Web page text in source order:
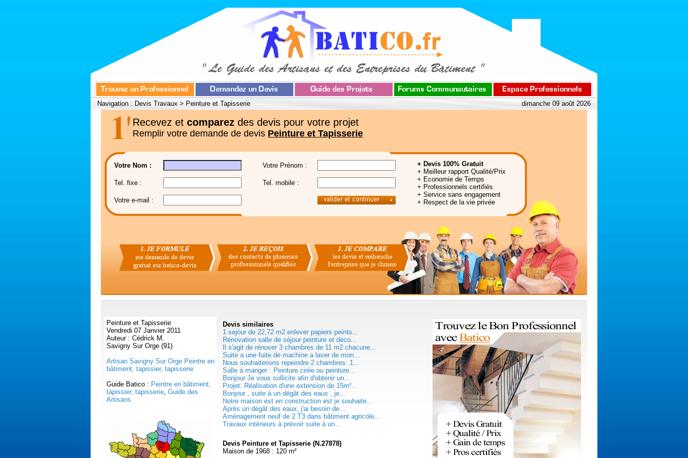
Navigation : Devis Travaux > Peinture et Tapisserie dimanche 09 août 2026
Recevez et comparez des devis pour votre projet
Remplir votre demande de devis Peinture et Tapisserie
Votre Nom : Votre Prénom :
+ Devis 100% Gratuit
+ Meilleur rapport Qualité/Prix
+ Economie de Temps
+ Professionnels certifiés
+ Service sans engagement
+ Respect de la vie privée
Tel. fixe : Tel. mobile :
Votre e-mail :
Peinture et Tapisserie
Vendredi 07 Janvier 2011
Auteur : Cédrick M.
Savigny Sur Orge (91)
Artisan Savigny Sur Orge Peintre en
bâtiment, tapissier, tapisserie
Guide Batico : Peintre en bâtiment,
tapissier, tapisserie, Guide des
Artisans
Devis similaires
1 sejour de 22,72 m2 enlever papiers peints...
Rénovation salle de séjour peinture et déco...
Il s'agit de rénover 3 chambres de 11 m2 chacune...
Suite a une fuite de machine a laver de mon...
Nous souhaiterions repeindre 2 chambres: 1...
Salle à manger : Peinture cirée ou peinture...
Bonjour Je vous sollicite afin d'obtenir un...
Projet: Réalisation d'une extension de 15m²...
Bonjour , suite à un dégât des eaux , je...
Notre maison est en construction est je souhaite...
Après un dégât des eaux, j'ai besoin de...
Aménagement neuf de 2 T3 dans bâtiment agricole...
Travaux intérieurs à prévoir suite à un...
Devis Peinture et Tapisserie (N.27878)
Maison de 1968 : 120 m²